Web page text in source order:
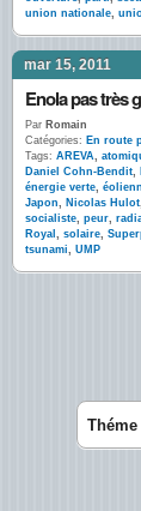
union nationale,
mar 15, 2011
Enola pas très
Par Romain
Catégories: En route
Tags: AREVA,
Daniel Cohn-Bendit,
énergie verte,
Japon, Nicolas Hulot,
socialiste, peur,
Royal , solaire,
tsunami, UMP